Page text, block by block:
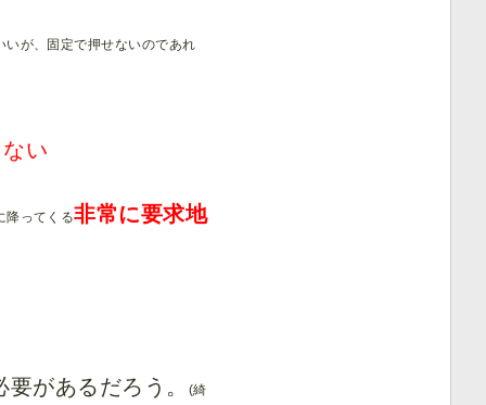
が、固定で押せないのであれ
い
降ってくる非常に要求地
があるだろう。
(綺